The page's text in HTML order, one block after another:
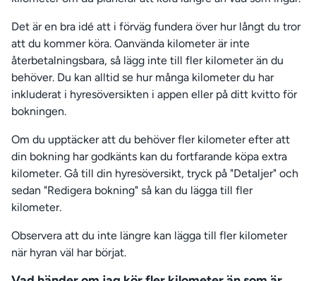
Det är en bra idé att i förväg fundera över hur långt du tror
att du kommer köra. Oanvända kilometer är inte
återbetalningsbara, så lägg inte till fler kilometer än du
behöver. Du kan alltid se hur många kilometer du har
inkluderat i hyresöversikten i appen eller på ditt kvitto för
bokningen.
Om du upptäcker att du behöver fler kilometer efter att
din bokning har godkänts kan du fortfarande köpa extra
kilometer. Gå till din hyresöversikt, tryck på "Detaljer" och
sedan "Redigera bokning" så kan du lägga till fler
kilometer.
Observera att du inte längre kan lägga till fler kilometer
när hyran väl har börjat.